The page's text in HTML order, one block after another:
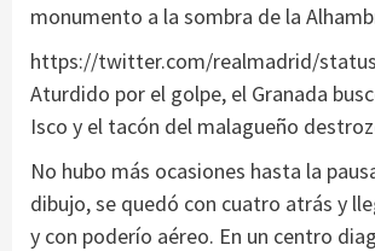
monumento a la sombra de la
https://twitter.com/realmadrid/
Aturdido por el golpe, el Granada
Isco y el tacón del malagueño
No hubo más ocasiones hasta la
dibujo, se quedó con cuatro atrás y
y con poderío aéreo. En un centro